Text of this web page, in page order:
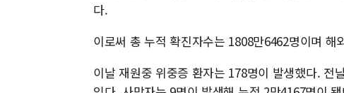
다.
이로써 총 누적 확진자수는 1808만6462명이며 해
이날 재원중 위중증 환자는 178명이 발생했다. 전